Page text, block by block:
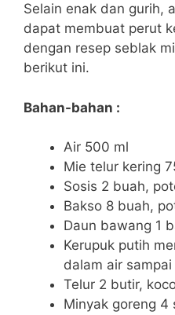
Selain enak dan gurih,
dapat membuat perut
dengan resep seblak
berikut ini.
Bahan-bahan :
Air 500 ml
Mie telur kering
Sosis 2 buah,
Bakso 8 buah,
Daun bawang 1
Kerupuk putih
dalam air
Telur 2 butir,
Minyak goreng 4